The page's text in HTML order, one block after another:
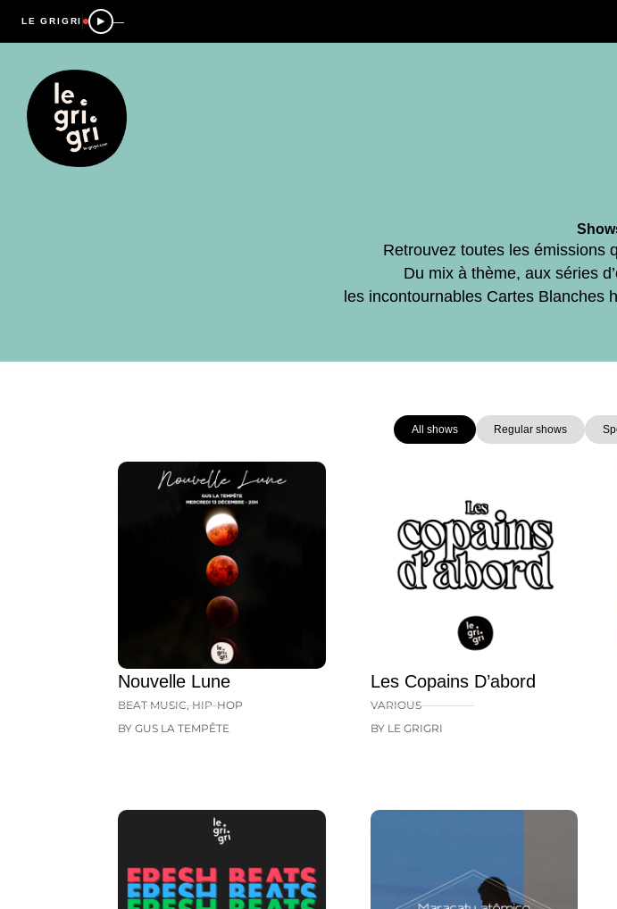
LE GRIGRI —
Retrouvez toutes les émissions
Du mix à thème, aux séries
les incontournables Cartes Blanches
All shows Regular shows
Nouvelle Lune
BEAT MUSIC,HIP-HOP
BY GUS LA TEMPÊTE
Les Copains D’abord
VARIOUS
BY LE GRIGRI